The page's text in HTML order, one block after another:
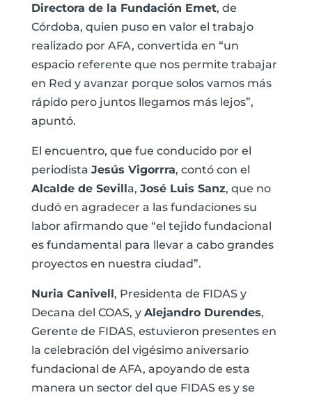
Directora de la Fundación Emet, de
Córdoba, quien puso en valor el trabajo
realizado por AFA, convertida en “un
espacio referente que nos permite trabajar
en Red y avanzar porque solos vamos más
rápido pero juntos llegamos más lejos”,
apuntó.
El encuentro, que fue conducido por el
periodista Jesús Vigorrra, contó con el
Alcalde de Sevilla, José Luis Sanz, que no
dudó en agradecer a las fundaciones su
labor afirmando que “el tejido fundacional
es fundamental para llevar a cabo grandes
proyectos en nuestra ciudad”.
Nuria Canivell, Presidenta de FIDAS y
Decana del COAS, y Alejandro Durendes,
Gerente de FIDAS, estuvieron presentes en
la celebración del vigésimo aniversario
fundacional de AFA, apoyando de esta
manera un sector del que FIDAS es y se